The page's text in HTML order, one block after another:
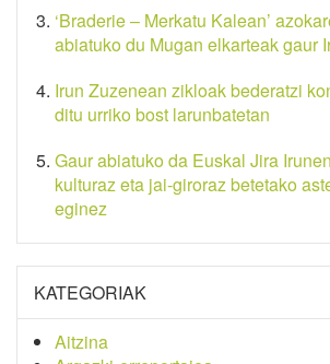
‘Braderie – Merkatu Kalean’
abiatuko du Mugan elkarteak gaur
Irun Zuzenean zikloak bederatzi
ditu urriko bost larunbatetan
Gaur abiatuko da Euskal Jira
kulturaz eta jai-giroraz betetako
eginez
KATEGORIAK
Aitzina